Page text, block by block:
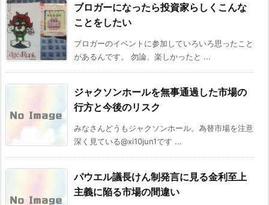
ブロガーになったら投資家らしくこんな
ことをしたい
ブロガーのイベントに参加していろいろ思ったこと
があるんです。 勿論、楽しかったと ...
ジャクソンホールを無事通過した市場の
行方と今後のリスク
みなさんどうもジャクソンホール。為替市場を注意
深く見ている@xi10jun1です ...
パウエル議長けん制発言に見る金利至上
主義に陥る市場の間違い